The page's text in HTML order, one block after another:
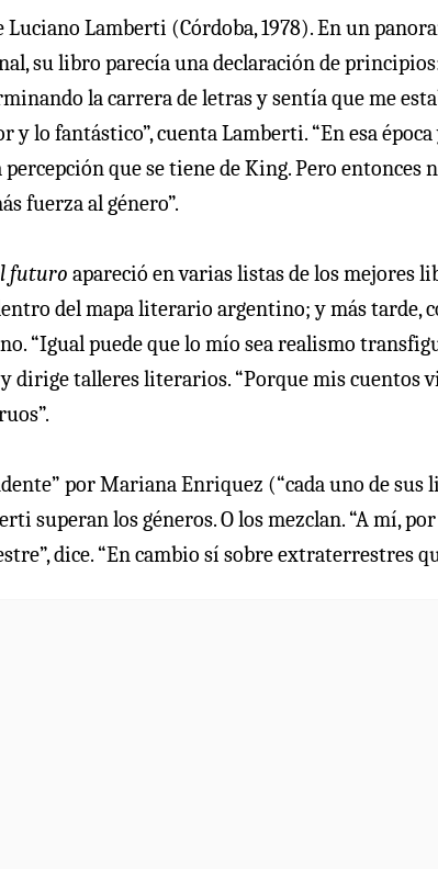
Lamberti (Córdoba, 1978). En un
su libro parecía una declaración de
la carrera de letras y sentía que me
lo fantástico”, cuenta Lamberti. “En esa
que se tiene de King. Pero entonces
fuerza al género”.
futuro apareció en varias listas de los mejores
del mapa literario argentino; y más tarde,
“Igual puede que lo mío sea realismo
dirige talleres literarios. “Porque mis cuentos
por Mariana Enriquez (“cada uno de sus
superan los géneros. O los mezclan. “A mí,
dice. “En cambio sí sobre extraterrestres